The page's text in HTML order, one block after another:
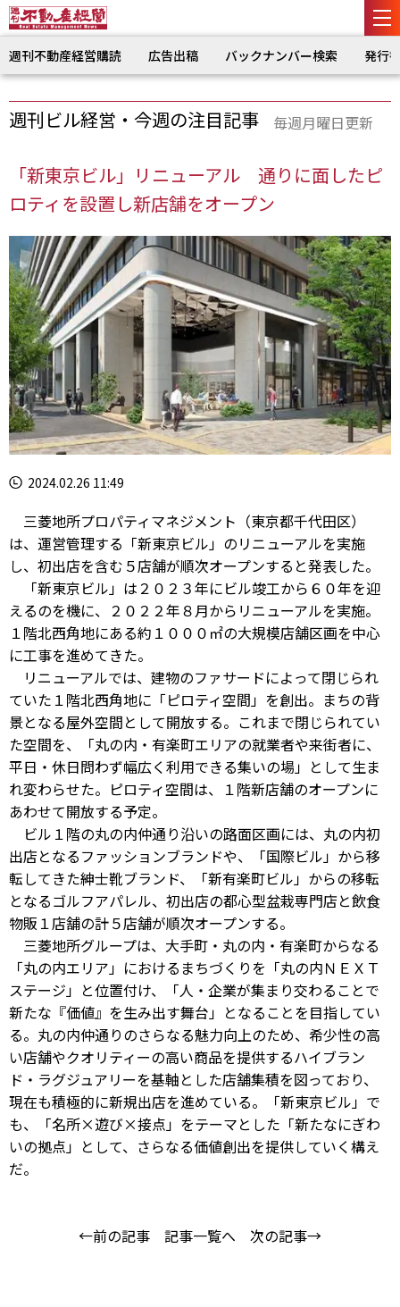
週刊不動産経営購読 広告出稿 バックナンバー検索 発行
週刊ビル経営・今週の注目記事 毎週月曜日更新
「新東京ビル」リニューアル 通りに面したピ
ロティを設置し新店舗をオープン
2024.02.26 11:49
三菱地所プロパティマネジメント（東京都千代田区）
は、運営管理する「新東京ビル」のリニューアルを実施
し、初出店を含む５店舗が順次オープンすると発表した。
「新東京ビル」は２０２３年にビル竣工から６０年を迎
えるのを機に、２０２２年８月からリニューアルを実施。
１階北西角地にある約１０００㎡の大規模店舗区画を中心
に工事を進めてきた。
リニューアルでは、建物のファサードによって閉じられ
ていた１階北西角地に「ピロティ空間」を創出。まちの背
景となる屋外空間として開放する。これまで閉じられてい
た空間を、「丸の内・有楽町エリアの就業者や来街者に、
平日・休日問わず幅広く利用できる集いの場」として生ま
れ変わらせた。ピロティ空間は、１階新店舗のオープンに
あわせて開放する予定。
ビル１階の丸の内仲通り沿いの路面区画には、丸の内初
出店となるファッションブランドや、「国際ビル」から移
転してきた紳士靴ブランド、「新有楽町ビル」からの移転
となるゴルフアパレル、初出店の都心型盆栽専門店と飲食
物販１店舗の計５店舗が順次オープンする。
三菱地所グループは、大手町・丸の内・有楽町からなる
「丸の内エリア」におけるまちづくりを「丸の内ＮＥＸＴ
ステージ」と位置付け、「人・企業が集まり交わることで
新たな『価値』を生み出す舞台」となることを目指してい
る。丸の内仲通りのさらなる魅力向上のため、希少性の高
い店舗やクオリティーの高い商品を提供するハイブラン
ド・ラグジュアリーを基軸とした店舗集積を図っており、
現在も積極的に新規出店を進めている。「新東京ビル」で
も、「名所×遊び×接点」をテーマとした「新たなにぎわ
いの拠点」として、さらなる価値創出を提供していく構え
だ。
←前の記事 記事一覧へ 次の記事→